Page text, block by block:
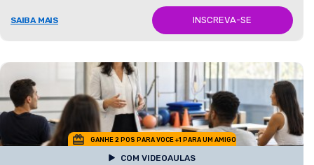
SAIBA MAIS INSCREVA-SE
GANHE 2 POS PARA VOCE +1 PARA UM AMIGO
COM VIDEOAULAS